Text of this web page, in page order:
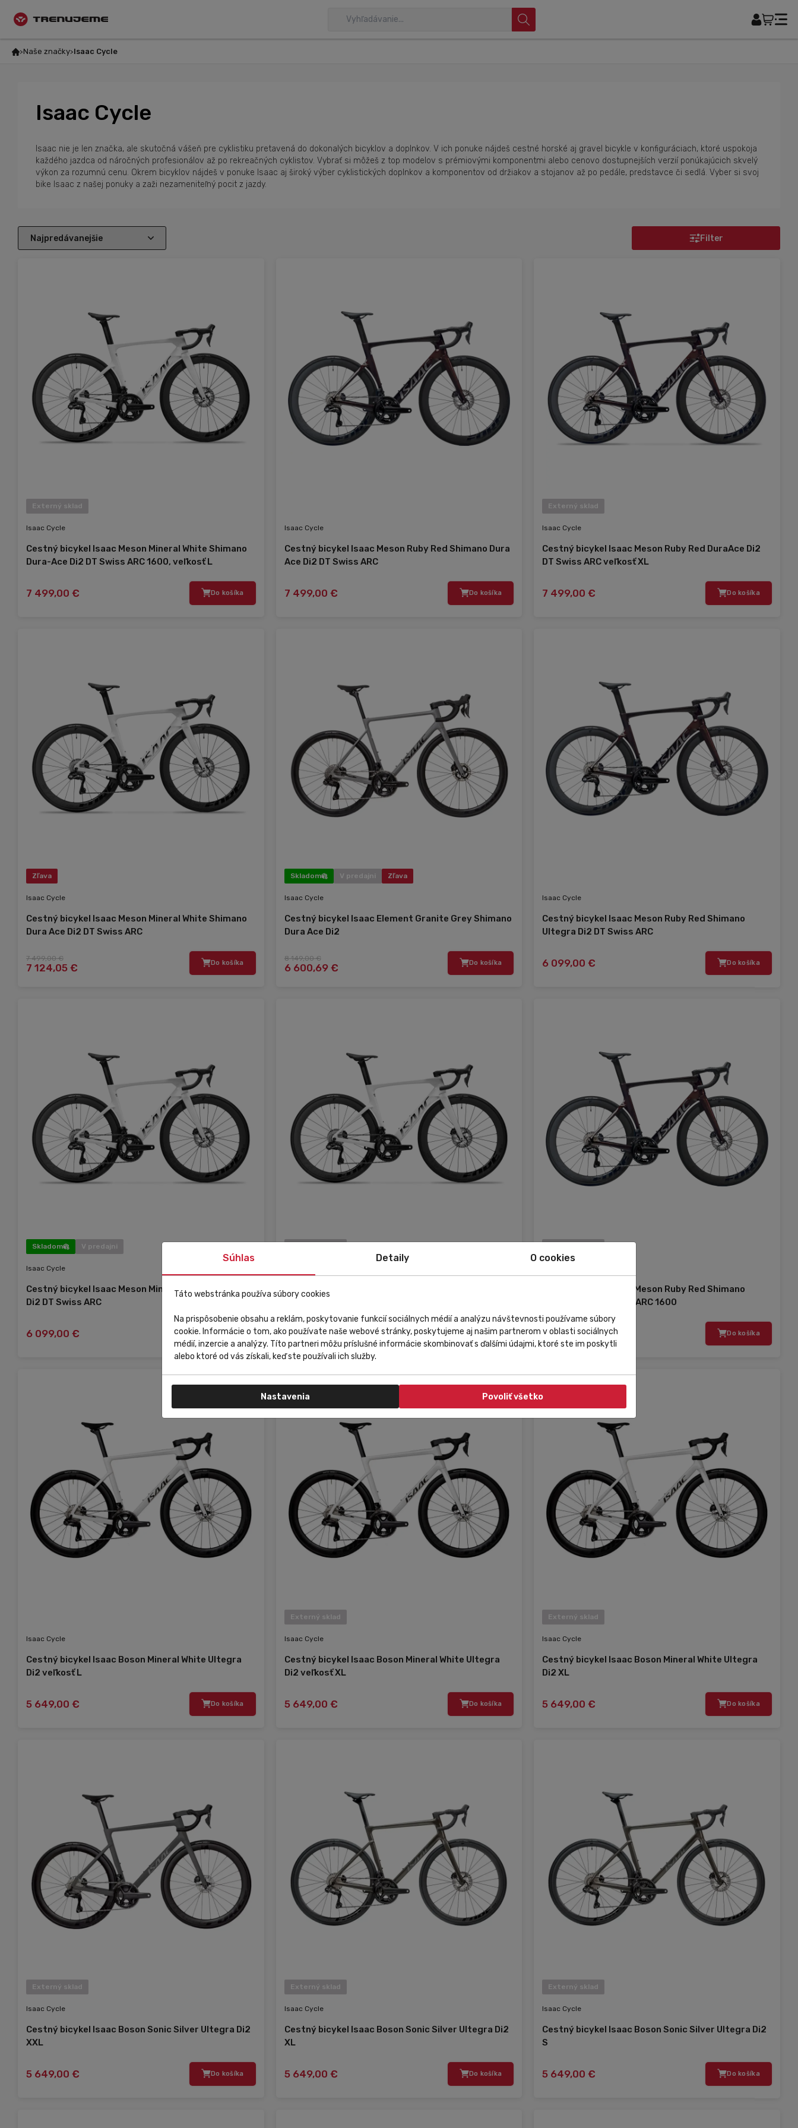
Naše značky Isaac Cycle
Isaac Cycle
Isaac nie je len značka, ale skutočná vášeň pre cyklistiku pretavená do dokonalých bicyklov a doplnkov. V ich ponuke nájdeš cestné horské aj gravel bicykle v konfiguráciach, ktoré uspokoja
každého jazdca od náročných profesionálov až po rekreačných cyklistov. Vybrať si môžeš z top modelov s prémiovými komponentmi alebo cenovo dostupnejších verzií ponúkajúcich skvelý
výkon za rozumnú cenu. Okrem bicyklov nájdeš v ponuke Isaac aj široký výber cyklistických doplnkov a komponentov od držiakov a stojanov až po pedále, predstavce či sedlá. Vyber si svoj
bike Isaac z našej ponuky a zaži nezameniteľný pocit z jazdy.
Filter
Externý sklad
Isaac Cycle
Cestný bicykel Isaac Meson Mineral White Shimano
Dura-Ace Di2 DT Swiss ARC 1600, veľkosť L
7 499,00 € Do košíka
Isaac Cycle
Cestný bicykel Isaac Meson Ruby Red Shimano Dura
Ace Di2 DT Swiss ARC
7 499,00 € Do košíka
Externý sklad
Isaac Cycle
Cestný bicykel Isaac Meson Ruby Red DuraAce Di2
DT Swiss ARC veľkosť XL
7 499,00 € Do košíka
Zľava
Isaac Cycle
Cestný bicykel Isaac Meson Mineral White Shimano
Dura Ace Di2 DT Swiss ARC
7 499,00 €
7 124,05 € Do košíka
Skladom V predajni Zľava
Isaac Cycle
Cestný bicykel Isaac Element Granite Grey Shimano
Dura Ace Di2
8 149,00 €
6 600,69 € Do košíka
Isaac Cycle
Cestný bicykel Isaac Meson Ruby Red Shimano
Ultegra Di2 DT Swiss ARC
6 099,00 € Do košíka
Skladom V predajni
Isaac Cycle
Cestný bicykel Isaac Meson Mineral White Ultegra
Di2 DT Swiss ARC
6 099,00 € Do košíka
Cestný bicykel Isaac Meson Mineral White Ultegra
Di2
6 099,00 € Do košíka
Cestný bicykel Isaac Meson Ruby Red Shimano
Ultegra Di2 DT Swiss ARC 1600
6 099,00 € Do košíka
Isaac Cycle
Cestný bicykel Isaac Boson Mineral White Ultegra
Di2 veľkosť L
5 649,00 € Do košíka
Externý sklad
Isaac Cycle
Cestný bicykel Isaac Boson Mineral White Ultegra
Di2 veľkosť XL
5 649,00 € Do košíka
Externý sklad
Isaac Cycle
Cestný bicykel Isaac Boson Mineral White Ultegra
Di2 XL
5 649,00 € Do košíka
Externý sklad
Isaac Cycle
Cestný bicykel Isaac Boson Sonic Silver Ultegra Di2
XXL
5 649,00 € Do košíka
Externý sklad
Isaac Cycle
Cestný bicykel Isaac Boson Sonic Silver Ultegra Di2
XL
5 649,00 € Do košíka
Externý sklad
Isaac Cycle
Cestný bicykel Isaac Boson Sonic Silver Ultegra Di2
S
5 649,00 € Do košíka
Súhlas Detaily O cookies
Táto webstránka používa súbory cookies
Na prispôsobenie obsahu a reklám, poskytovanie funkcií sociálnych médií a analýzu návštevnosti používame súbory
cookie. Informácie o tom, ako používate naše webové stránky, poskytujeme aj našim partnerom v oblasti sociálnych
médií, inzercie a analýzy. Títo partneri môžu príslušné informácie skombinovať s ďalšími údajmi, ktoré ste im poskytli
alebo ktoré od vás získali, keď ste používali ich služby.
Nastavenia Povoliť všetko